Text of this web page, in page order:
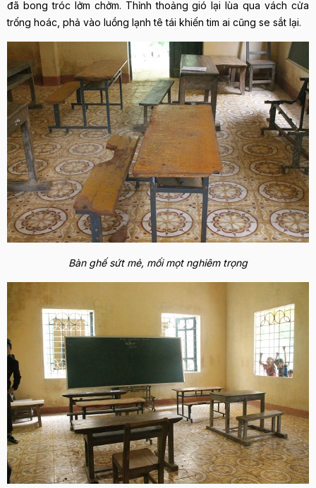
đã bong tróc lởm chởm. Thỉnh thoảng gió lại lùa qua vách cửa
trống hoác, phả vào luồng lạnh tê tái khiến tim ai cũng se sắt lại.
Bàn ghế sứt mẻ, mối mọt nghiêm trọng